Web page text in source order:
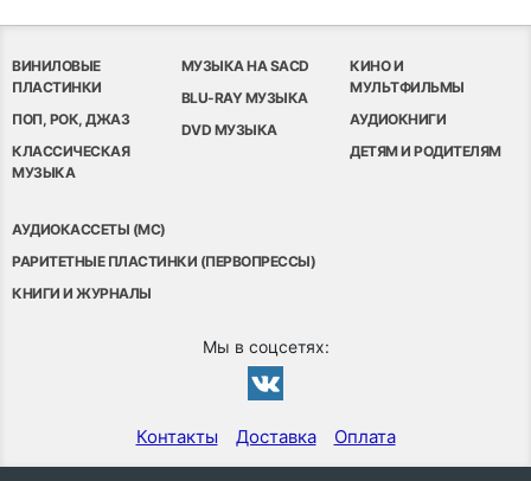
ВИНИЛОВЫЕ
ПЛАСТИНКИ
ПОП, РОК, ДЖАЗ
КЛАССИЧЕСКАЯ
МУЗЫКА
МУЗЫКА НА SACD
BLU-RAY МУЗЫКА
DVD МУЗЫКА
КИНО И
МУЛЬТФИЛЬМЫ
АУДИОКНИГИ
ДЕТЯМ И РОДИТЕЛЯМ
АУДИОКАССЕТЫ (MC)
РАРИТЕТНЫЕ ПЛАСТИНКИ (ПЕРВОПРЕССЫ)
КНИГИ И ЖУРНАЛЫ
Мы в соцсетях:
Контакты Доставка Оплата